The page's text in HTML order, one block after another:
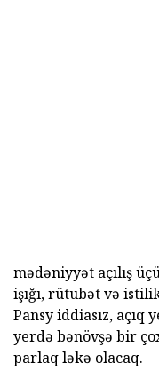
mədəniyyət açılış
işığı, rütubət və
Pansy iddiasız, açıq
yerdə bənövşə bir
parlaq ləkə olacaq.